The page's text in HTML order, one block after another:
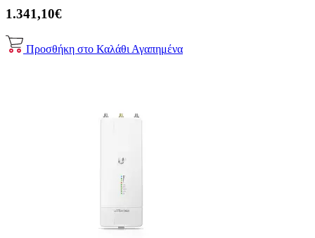
1.341,10€
Προσθήκη στο Καλάθι Αγαπημένα